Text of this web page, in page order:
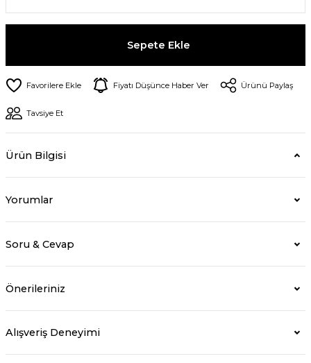
Sepete Ekle
Fiyatı Düşünce Haber Ver Ürünü Paylaş
Tavsiye Et
Ürün Bilgisi
Yorumlar
Soru & Cevap
Önerileriniz
Alışveriş Deneyimi